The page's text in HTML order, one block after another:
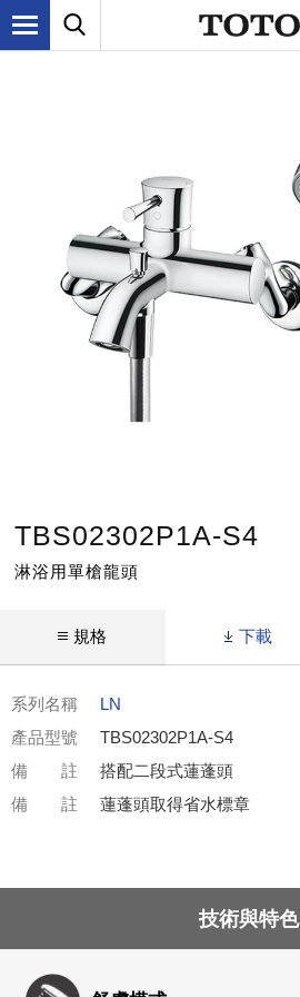
TBS02302P1A-S4
淋浴用單槍龍頭
規格 下載
系列名稱
LN
產品型號
TBS02302P1A-S4
備 註
搭配二段式蓮蓬頭
備 註
蓮蓬頭取得省水標章
技術與特色